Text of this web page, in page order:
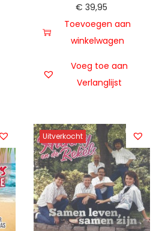
€ 39,95
Toevoegen aan
winkelwagen
Voeg toe aan
Verlanglijst
Uitverkocht